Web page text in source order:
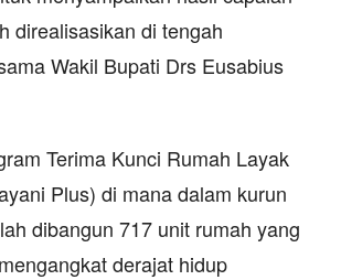
direalisasikan di tengah
Wakil Bupati Drs Eusabius
Terima Kunci Rumah Layak
Plus) di mana dalam kurun
dibangun 717 unit rumah yang
derajat hidup